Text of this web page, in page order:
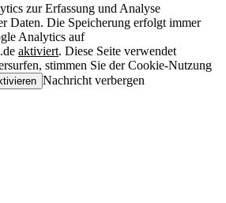
zur Erfassung und Analyse
Daten. Die Speicherung erfolgt immer
Analytics auf
aktiviert. Diese Seite verwendet
stimmen Sie der Cookie-Nutzung
Nachricht verbergen